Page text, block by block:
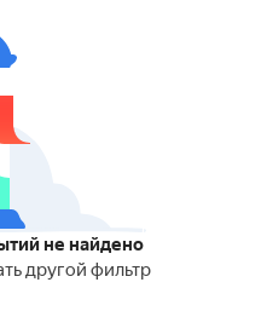
не найдено
другой фильтр